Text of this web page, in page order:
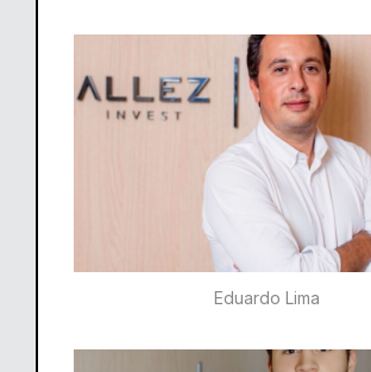
Eduardo Lima